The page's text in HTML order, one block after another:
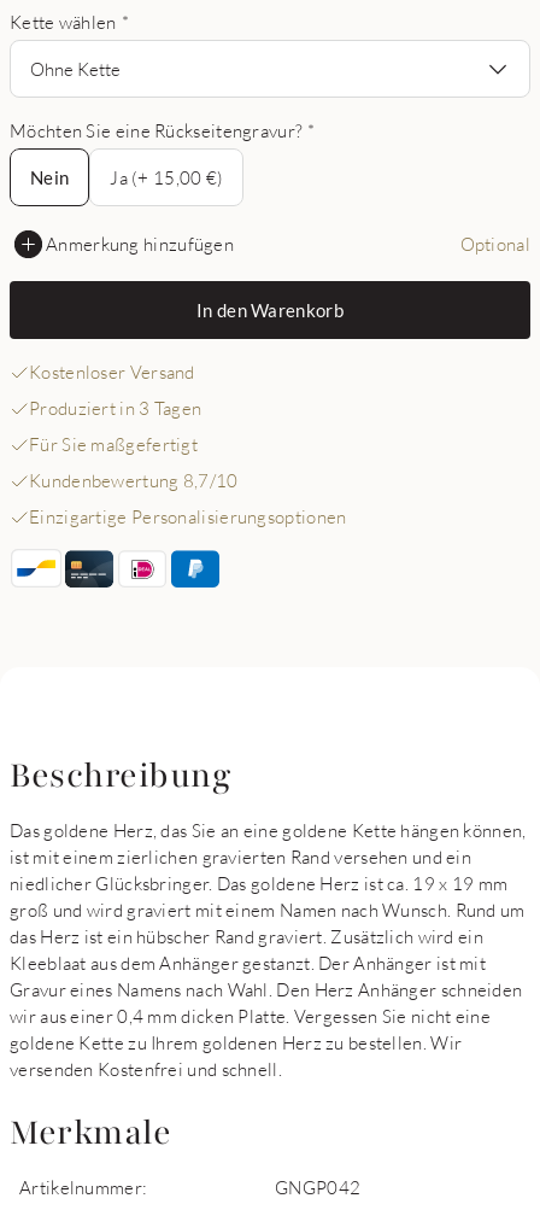
Kette wählen *
Ohne Kette
Möchten Sie eine Rückseitengravur? *
Nein
Nein
Ja (+ 15,00 €)
Anmerkung hinzufügen Optional
In den Warenkorb
Kostenloser Versand
Produziert in 3 Tagen
Für Sie maßgefertigt
Kundenbewertung 8,7/10
Einzigartige Personalisierungsoptionen
Beschreibung
Das goldene Herz, das Sie an eine goldene Kette hängen können,
ist mit einem zierlichen gravierten Rand versehen und ein
niedlicher Glücksbringer. Das goldene Herz ist ca. 19 x 19 mm
groß und wird graviert mit einem Namen nach Wunsch. Rund um
das Herz ist ein hübscher Rand graviert. Zusätzlich wird ein
Kleeblaat aus dem Anhänger gestanzt. Der Anhänger ist mit
Gravur eines Namens nach Wahl. Den Herz Anhänger schneiden
wir aus einer 0,4 mm dicken Platte. Vergessen Sie nicht eine
goldene Kette zu Ihrem goldenen Herz zu bestellen. Wir
versenden Kostenfrei und schnell.
Merkmale
Artikelnummer:
GNGP042